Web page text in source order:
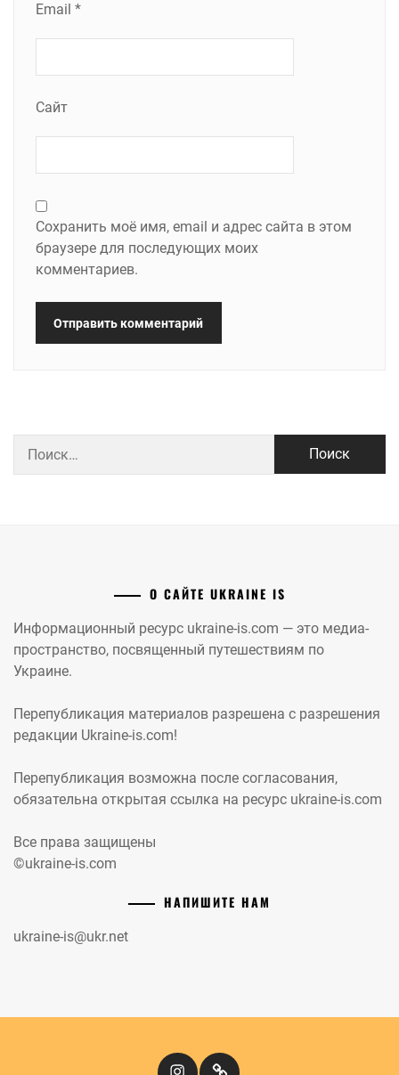
Email *
Сайт
Сохранить моё имя, email и адрес сайта в этом
браузере для последующих моих
комментариев.
О САЙТЕ UKRAINE IS
Информационный ресурс ukraine-is.com — это медиа-
пространство, посвященный путешествиям по
Украине.
Перепубликация материалов разрешена с разрешения
редакции Ukraine-is.com!
Перепубликация возможна после согласования,
обязательна открытая ссылка на ресурс ukraine-is.com
Все права защищены
©ukraine-is.com
НАПИШИТЕ НАМ
ukraine-is@ukr.net
InstagramКіномандри